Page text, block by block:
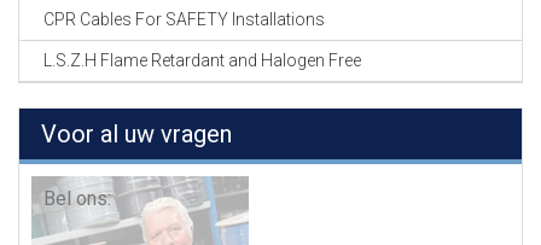
CPR Cables For SAFETY Installations
L.S.Z.H Flame Retardant and Halogen Free
Voor al uw vragen
Bel ons: